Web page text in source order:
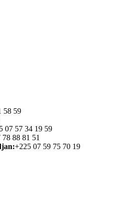
58 59
07 57 34 19 59
88 81 51
+225 07 59 75 70 19